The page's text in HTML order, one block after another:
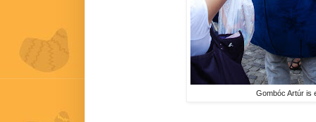
Gombóc Artúr is